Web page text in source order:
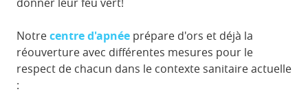
Notrecentre d'apnée prépare d'ors et déjà la
réouverture avec différentes mesures pour le
respect de chacun dans le contexte sanitaire actuelle
: